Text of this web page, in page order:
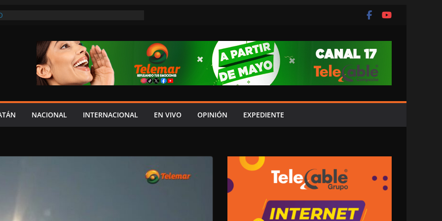
EN POMUCH, HECELCHAKÁN; ¿Y LA
LAYDA Y MARCELA?
JAGUAR: 06 DE AGOSTO DE 2026
Y MAYOR INSEGURIDAD CON
NACIONAL INTERNACIONAL EN VIVO OPINIÓN EXPEDIENTE